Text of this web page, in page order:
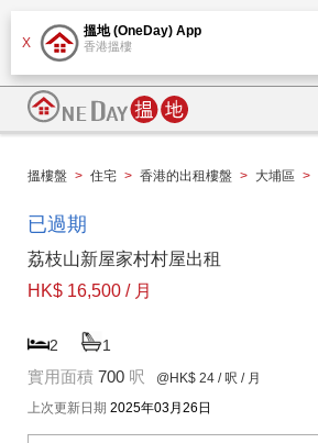
X
搵地 (OneDay) App
香港搵樓
搵樓盤 > 住宅 > 香港的出租樓盤 > 大埔區 >
已過期
荔枝山新屋家村村屋出租
HK$ 16,500 / 月
2 1
實用面積 700 呎 @HK$ 24 / 呎 / 月
上次更新日期 2025年03月26日